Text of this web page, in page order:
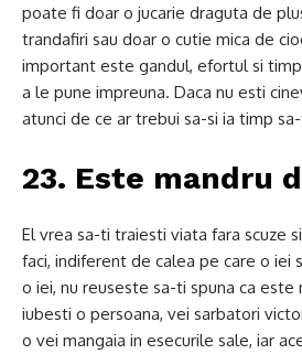
poate fi doar o jucarie draguta de
trandafiri sau doar o cutie mica de
important este gandul, efortul si
a le pune impreuna. Daca nu esti
atunci de ce ar trebui sa-si ia timp
23. Este mandru
El vrea sa-ti traiesti viata fara scuze
faci, indiferent de calea pe care o iei
o iei, nu reuseste sa-ti spuna ca este
iubesti o persoana, vei sarbatori
o vei mangaia in esecurile sale, iar